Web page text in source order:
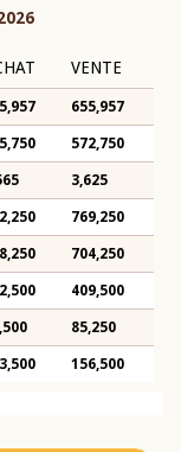
VENTE
655,957
572,750
3,625
769,250
704,250
409,500
85,250
156,500